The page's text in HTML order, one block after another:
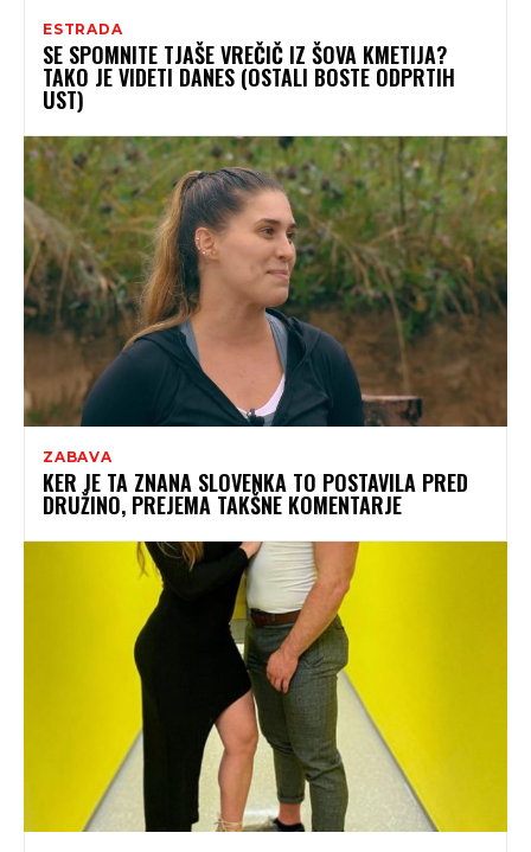
ESTRADA
SE SPOMNITE TJAŠE VREČIČ IZ ŠOVA KMETIJA?
TAKO JE VIDETI DANES (OSTALI BOSTE ODPRTIH
UST)
ZABAVA
KER JE TA ZNANA SLOVENKA TO POSTAVILA PRED
DRUŽINO, PREJEMA TAKŠNE KOMENTARJE